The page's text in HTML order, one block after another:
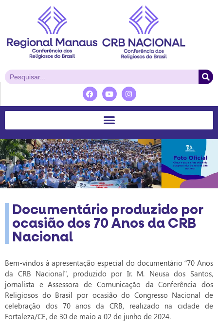
Documentário produzido por
ocasião dos 70 Anos da CRB
Nacional
Bem-vindos à apresentação especial do documentário “70 Anos
da CRB Nacional”, produzido por Ir. M. Neusa dos Santos,
jornalista e Assessora de Comunicação da Conferência dos
Religiosos do Brasil por ocasião do Congresso Nacional de
celebração dos 70 anos da CRB, realizado na cidade de
Fortaleza/CE, de 30 de maio a 02 de junho de 2024.